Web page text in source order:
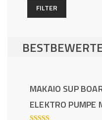
FILTER
MAKAIO SUP
ELEKTRO PUMPE